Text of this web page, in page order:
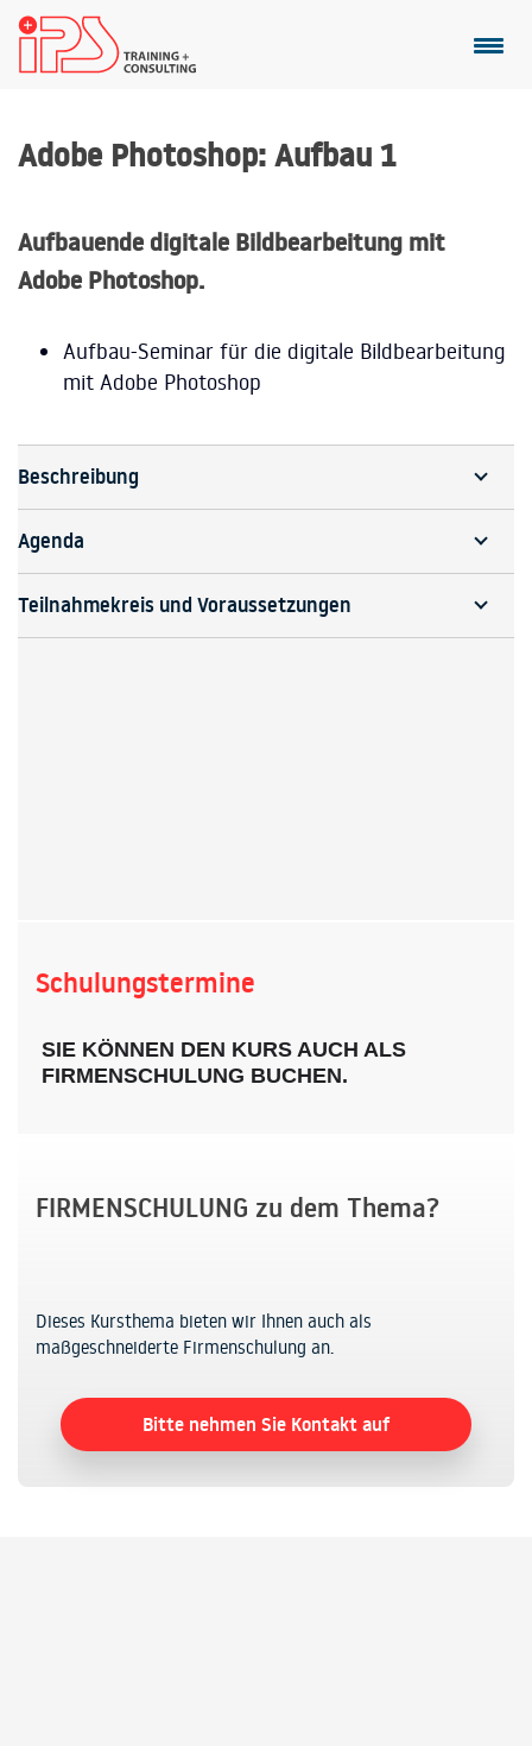
Adobe Photoshop: Aufbau 1
Aufbauende digitale Bildbearbeitung mit
Adobe Photoshop.
Aufbau-Seminar für die digitale Bildbearbeitung
mit Adobe Photoshop
Beschreibung
Agenda
Teilnahmekreis und Voraussetzungen
Schulungstermine
SIE KÖNNEN DEN KURS AUCH ALS
FIRMENSCHULUNG BUCHEN.
FIRMENSCHULUNG zu dem Thema?
Dieses Kursthema bieten wir Ihnen auch als
maßgeschneiderte Firmenschulung an.
Bitte nehmen Sie Kontakt auf